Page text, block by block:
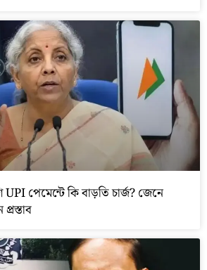
পেমেন্টে কি বাড়তি চার্জ? জেনে